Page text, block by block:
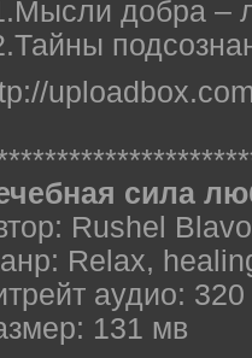
добра –
сила
Rushel Blavo
Relax,
аудио:
131 мв